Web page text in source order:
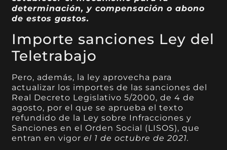
determinación, y compensación o abono
de estos gastos.
Importe sanciones Ley del
Teletrabajo
Pero, además, la ley aprovecha para
actualizar los importes de las sanciones del
Real Decreto Legislativo 5/2000, de 4 de
agosto, por el que se aprueba el texto
refundido de la Ley sobre Infracciones y
Sanciones en el Orden Social (LISOS), que
entran en vigorel 1 de octubre de 2021.